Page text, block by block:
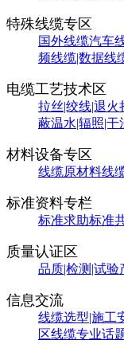
特殊线缆专区
国外线缆汽车
频线缆|数据线
电缆工艺技术区
拉丝|绞线|退火
蔽温水|辐照|干
材料设备专区
线缆原材料线
标准资料专栏
标准求助标准
质量认证区
品质|检测|试验
信息交流
线缆选型|施工
区线缆专业话